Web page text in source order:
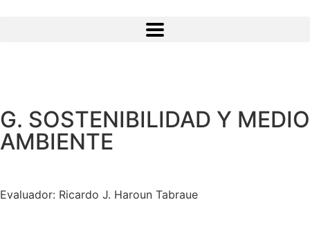
G. SOSTENIBILIDAD Y MEDIO
AMBIENTE
Evaluador: Ricardo J. Haroun Tabraue